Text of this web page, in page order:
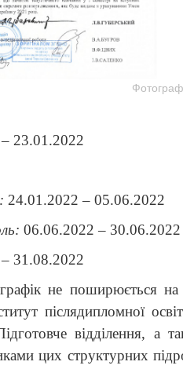
23.01.2022
24.01.2022 – 05.06.2022
06.06.2022 – 30.06.2022
31.08.2022
не поширюється на
післядипломної
відділення, а
цих структурних